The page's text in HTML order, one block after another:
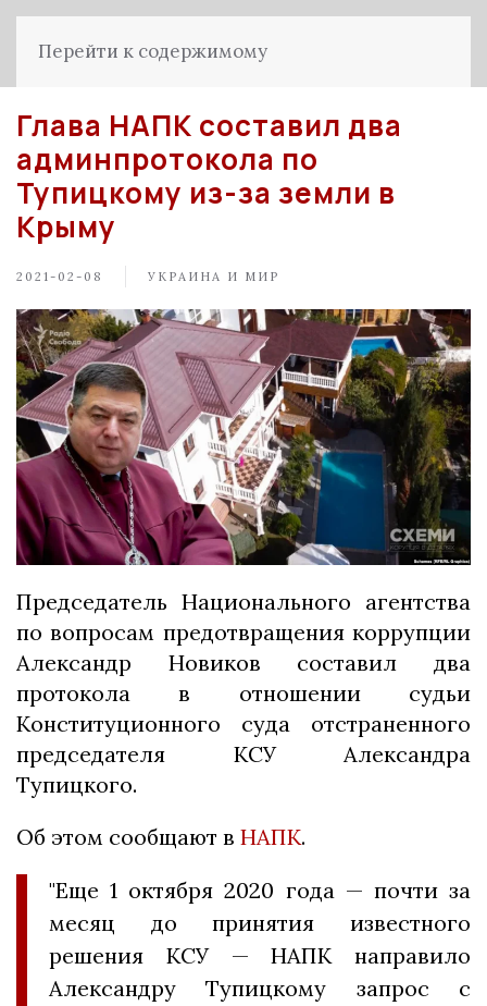
Перейти к содержимому
Глава НАПК составил два
админпротокола по
Тупицкому из-за земли в
Крыму
2021-02-08 УКРАИНА И МИР
Председатель Национального агентства
по вопросам предотвращения коррупции
Александр Новиков составил два
протокола в отношении судьи
Конституционного суда отстраненного
председателя КСУ Александра
Тупицкого.
Об этом сообщают в НАПК.
"Еще 1 октября 2020 года — почти за
месяц до принятия известного
решения КСУ — НАПК направило
Александру Тупицкому запрос с